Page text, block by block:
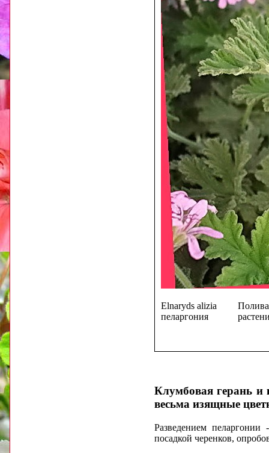
Elnaryds alizia
пеларгония
Клумбовая герань и
весьма изящные
Разведением
посадкой черенков,